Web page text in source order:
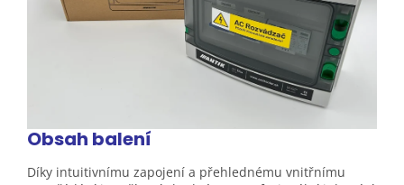
Obsah balení
Díky intuitivnímu zapojení a přehlednému vnitřnímu